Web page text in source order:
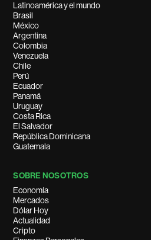
Latinoamérica y el mundo
Brasil
México
Argentina
Colombia
Venezuela
Chile
Perú
Ecuador
Panamá
Uruguay
Costa Rica
El Salvador
República Dominicana
Guatemala
SOBRE NOSOTROS
Economía
Mercados
Dólar Hoy
Actualidad
Cripto